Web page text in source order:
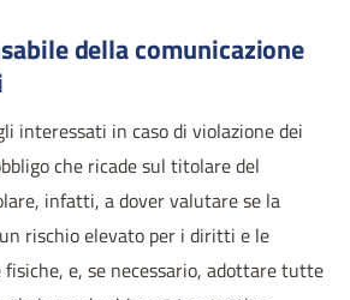
della comunicazione
interessati in caso di violazione dei
che ricade sul titolare del
infatti, a dover valutare se la
rischio elevato per i diritti e le
e, se necessario, adottare tutte